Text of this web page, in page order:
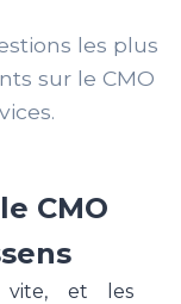
les plus
sur le CMO
CMO
vite, et les